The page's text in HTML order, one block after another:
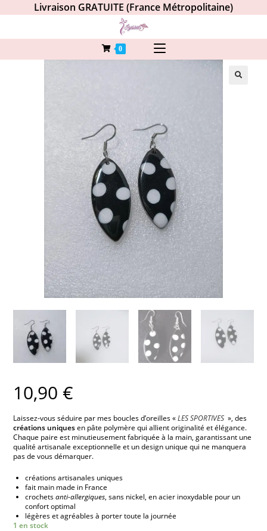
Livraison GRATUITE (France Métropolitaine)
0
10,90 €
Laissez-vous séduire par mes boucles d’oreilles «LES SPORTIVES », des
créations uniquesen pâte polymère qui allient originalité et élégance.
Chaque paire est minutieusement fabriquée à la main, garantissant une
qualité artisanale exceptionnelle et un design unique qui ne manquera
pas de vous démarquer.
créations artisanales uniques
fait main made in France
crochetsanti-allergiques, sans nickel, en acier inoxydable pour un
confort optimal
légères et agréables à porter toute la journée
1 en stock